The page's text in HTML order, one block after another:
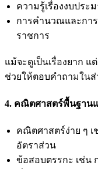
ความรู้เรื่องงบประ
การคำนวณและกา
ราชการ
แม้จะดูเป็นเรื่องยาก
ช่วยให้ตอบคำถามใน
4. คณิตศาสตร์พื้นฐาน
คณิตศาสตร์ง่าย ๆ
อัตราส่วน
ข้อสอบตรรกะ เช่น